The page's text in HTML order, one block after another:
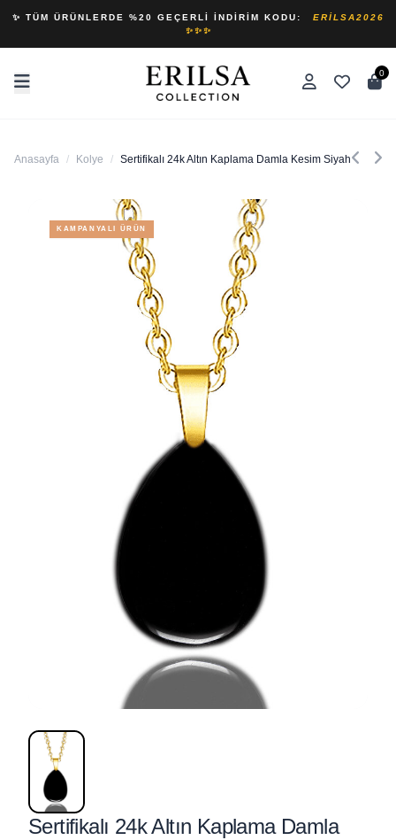
✨ TÜM ÜRÜNLERDE %20 GEÇERLI İNDIRIM KODU:
ERILSA2026
✨✨✨
0
Anasayfa / Kolye / Sertifikalı 24k Altın Kaplama Damla Kesim Siyah
KAMPANYALI ÜRÜN
Sertifikalı 24k Altın Kaplama Damla